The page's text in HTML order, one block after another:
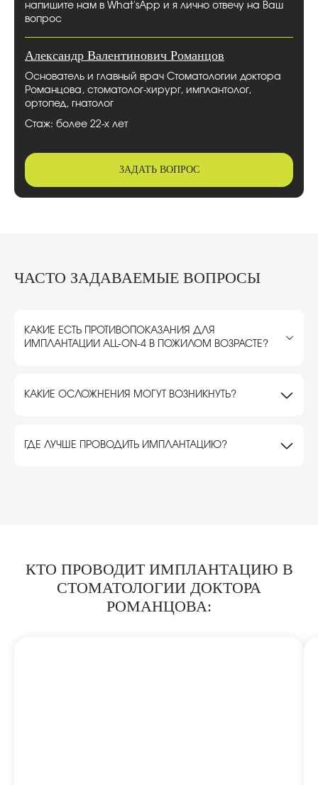
напишите нам в What'sApp и я лично отвечу на Ваш
вопрос
Александр Валентинович Романцов
Основатель и главный врач Стоматологии доктора
Романцова, стоматолог-хирург, имплантолог,
ортопед, гнатолог
Стаж: более 22-х лет
ЗАДАТЬ ВОПРОС
ЧАСТО ЗАДАВАЕМЫЕ ВОПРОСЫ
КАКИЕ ЕСТЬ ПРОТИВОПОКАЗАНИЯ ДЛЯ
ИМПЛАНТАЦИИ ALL-ON-4 В ПОЖИЛОМ ВОЗРАСТЕ?
КАКИЕ ОСЛОЖНЕНИЯ МОГУТ ВОЗНИКНУТЬ?
ГДЕ ЛУЧШЕ ПРОВОДИТЬ ИМПЛАНТАЦИЮ?
КТО ПРОВОДИТ ИМПЛАНТАЦИЮ В
СТОМАТОЛОГИИ ДОКТОРА
РОМАНЦОВА: